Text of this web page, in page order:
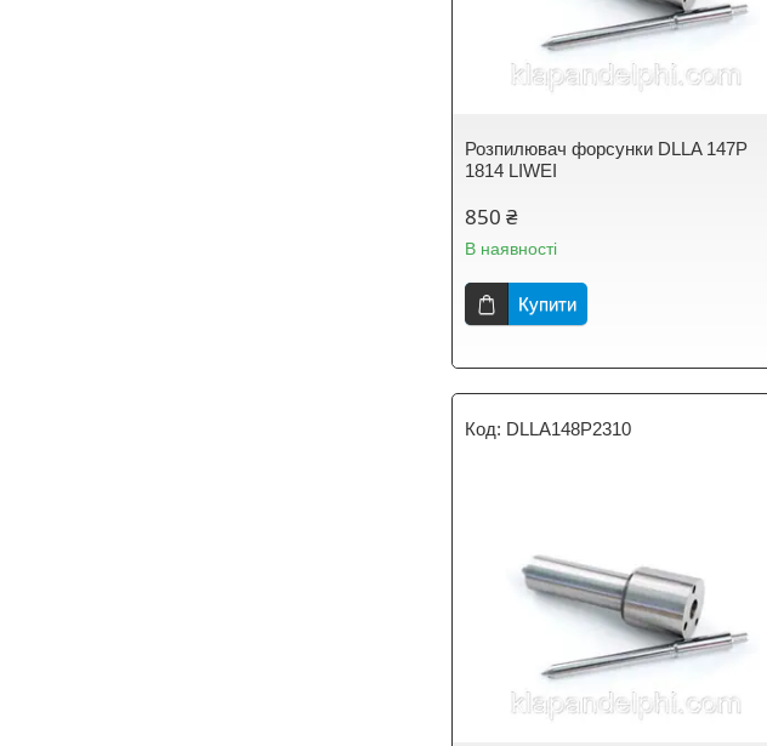
Розпилювач форсунки DLLA 147P
1814 LIWEI
850 ₴
В наявності
Купити
DLLA148P2310